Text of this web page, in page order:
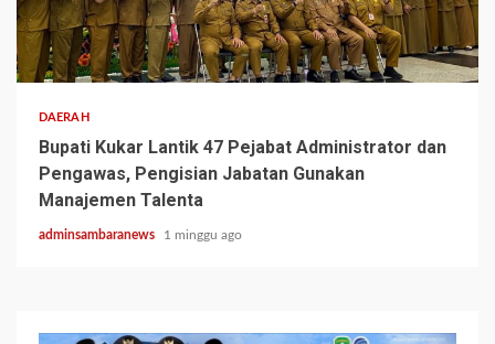
3 min read
DAERAH
Bupati Kukar Lantik 47 Pejabat Administrator dan
Pengawas, Pengisian Jabatan Gunakan
Manajemen Talenta
adminsambaranews 1 minggu ago